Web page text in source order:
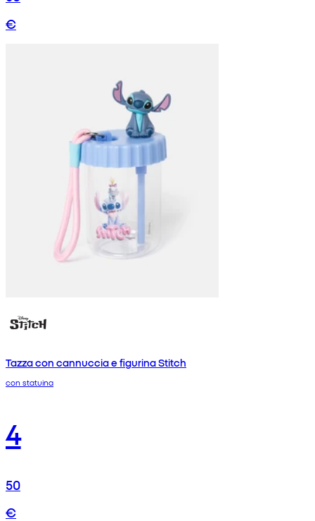
€
Tazza con cannuccia e figurina Stitch
con statuina
4
50
€